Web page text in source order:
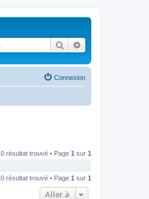
Rechercher
Connexion
0 résultat trouvé • Page 1 sur 1
0 résultat trouvé • Page 1 sur 1
Aller à